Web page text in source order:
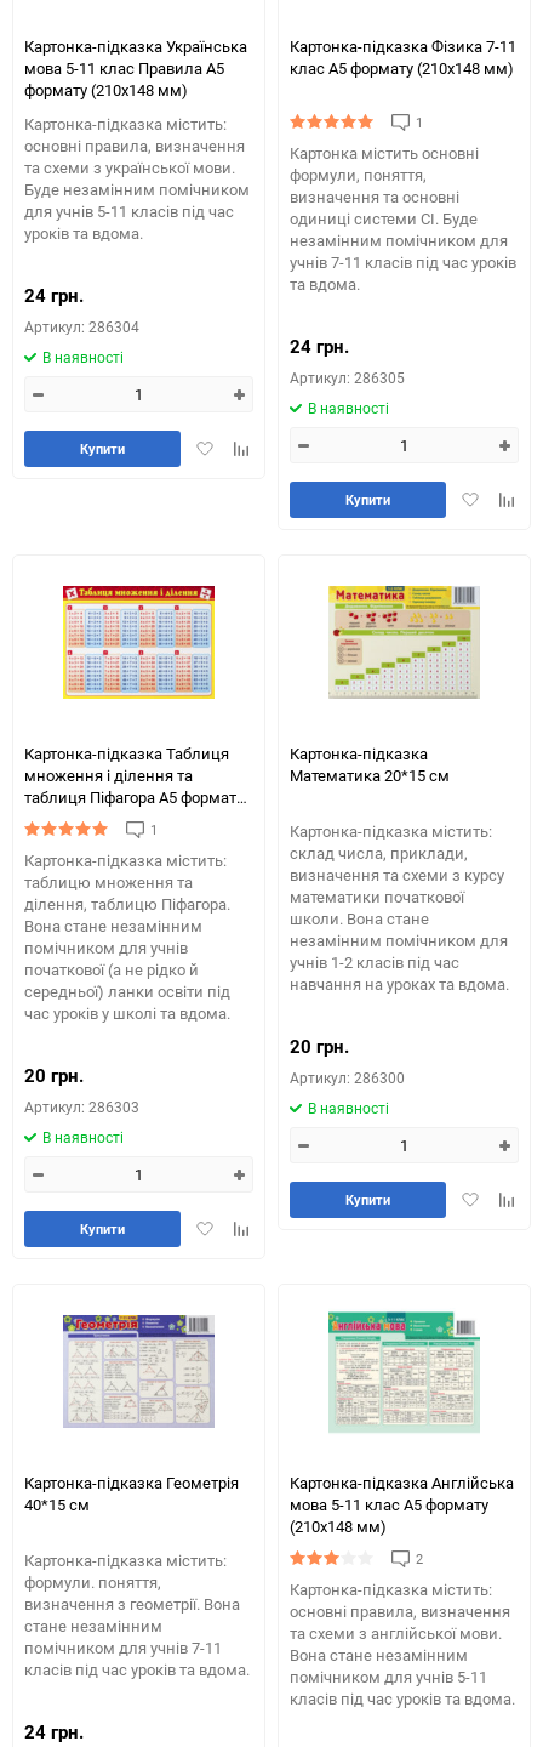
Картонка-підказка Українська
мова 5-11 клас Правила А5
формату (210х148 мм)
Картонка-підказка містить:
основні правила, визначення
та схеми з української мови.
Буде незамінним помічником
для учнів 5-11 класів під час
уроків та вдома.
24 грн.
Артикул: 286304
В наявності
ДодатиДодайте
порівняння
Купити
Картонка-підказка Фізика 7-11
клас А5 формату (210х148 мм)
1
Картонка містить основні
формули, поняття,
визначення та основні
одиниці системи СІ. Буде
незамінним помічником для
учнів 7-11 класів під час уроків
та вдома.
24 грн.
Артикул: 286305
В наявності
Додати
Купити
Картонка-підказка Таблиця
множення і ділення та
таблиця Піфагора А5 формату
(210х148 мм)
1
Картонка-підказка містить:
таблицю множення та
ділення, таблицю Піфагора.
Вона стане незамінним
помічником для учнів
початкової (а не рідко й
середньої) ланки освіти під
час уроків у школі та вдома.
20 грн.
Артикул: 286303
В наявності
ДодатиДодайте
Купити
Картонка-підказка
Математика 20*15 см
Картонка-підказка містить:
склад числа, приклади,
визначення та схеми з курсу
математики початкової
школи. Вона стане
незамінним помічником для
учнів 1-2 класів під час
навчання на уроках та вдома.
20 грн.
Артикул: 286300
В наявності
Додати
Купити
Картонка-підказка Геометрія
40*15 см
Картонка-підказка містить:
формули. поняття,
визначення з геометрії. Вона
стане незамінним
помічником для учнів 7-11
класів під час уроків та вдома.
24 грн.
Картонка-підказка Англійська
мова 5-11 клас А5 формату
(210х148 мм)
2
Картонка-підказка містить:
основні правила, визначення
та схеми з англійської мови.
Вона стане незамінним
помічником для учнів 5-11
класів під час уроків та вдома.